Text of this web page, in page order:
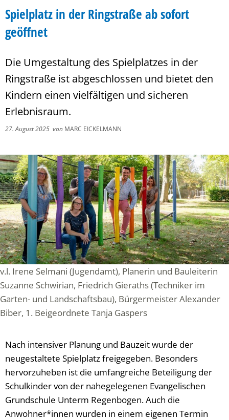
Spielplatz in der Ringstraße ab sofort
geöffnet
Die Umgestaltung des Spielplatzes in der
Ringstraße ist abgeschlossen und bietet den
Kindern einen vielfältigen und sicheren
Erlebnisraum.
27. August 2025 von MARC EICKELMANN
v.l. Irene Selmani (Jugendamt), Planerin und Bauleiterin
Suzanne Schwirian, Friedrich Gieraths (Techniker im
Garten- und Landschaftsbau), Bürgermeister Alexander
Biber, 1. Beigeordnete Tanja Gaspers
Nach intensiver Planung und Bauzeit wurde der
neugestaltete Spielplatz freigegeben. Besonders
hervorzuheben ist die umfangreiche Beteiligung der
Schulkinder von der nahegelegenen Evangelischen
Grundschule Unterm Regenbogen. Auch die
Anwohner*innen wurden in einem eigenen Termin